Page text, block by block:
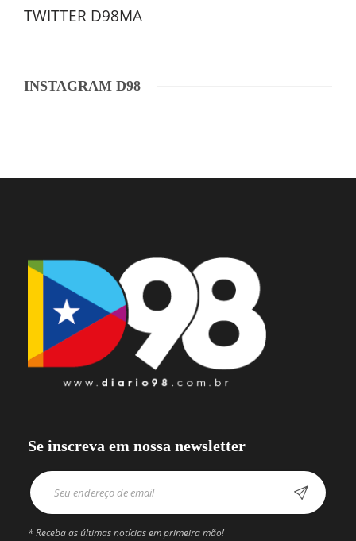
TWITTER D98MA
INSTAGRAM D98
Se inscreva em nossa newsletter
* Receba as últimas notícias em primeira mão!